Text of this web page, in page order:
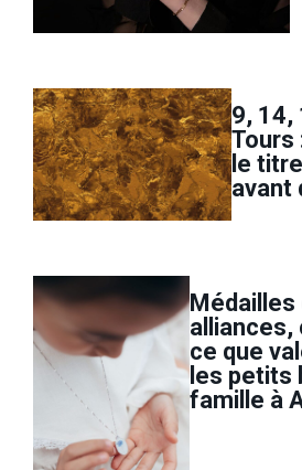
9, 14,
Tours
le
avant
Médailles
alliances,
ce que
les petits
famille à